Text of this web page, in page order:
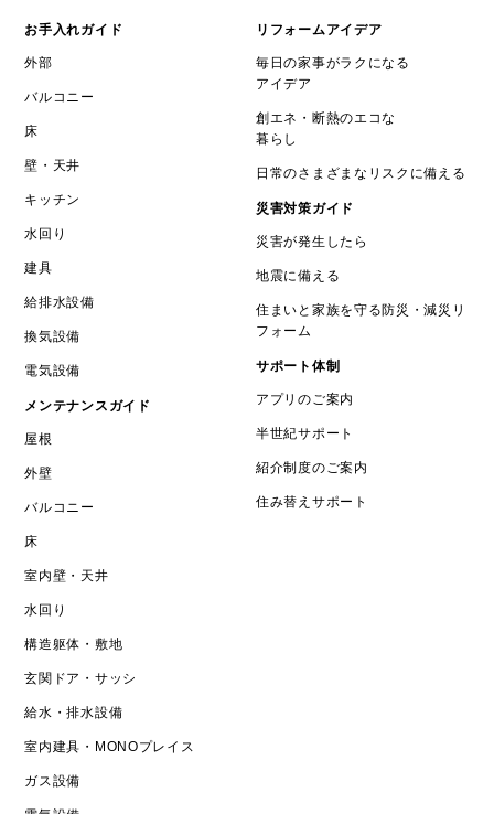
お手入れガイド
外部
バルコニー
床
壁・天井
キッチン
水回り
建具
給排水設備
換気設備
電気設備
メンテナンスガイド
屋根
外壁
バルコニー
床
室内壁・天井
水回り
構造躯体・敷地
玄関ドア・サッシ
給水・排水設備
室内建具・MONOプレイス
ガス設備
リフォームアイデア
毎日の家事がラクになる
アイデア
創エネ・断熱のエコな
暮らし
日常のさまざまなリスクに備える
災害対策ガイド
災害が発生したら
地震に備える
住まいと家族を守る防災・減災リ
フォーム
サポート体制
アプリのご案内
半世紀サポート
紹介制度のご案内
住み替えサポート